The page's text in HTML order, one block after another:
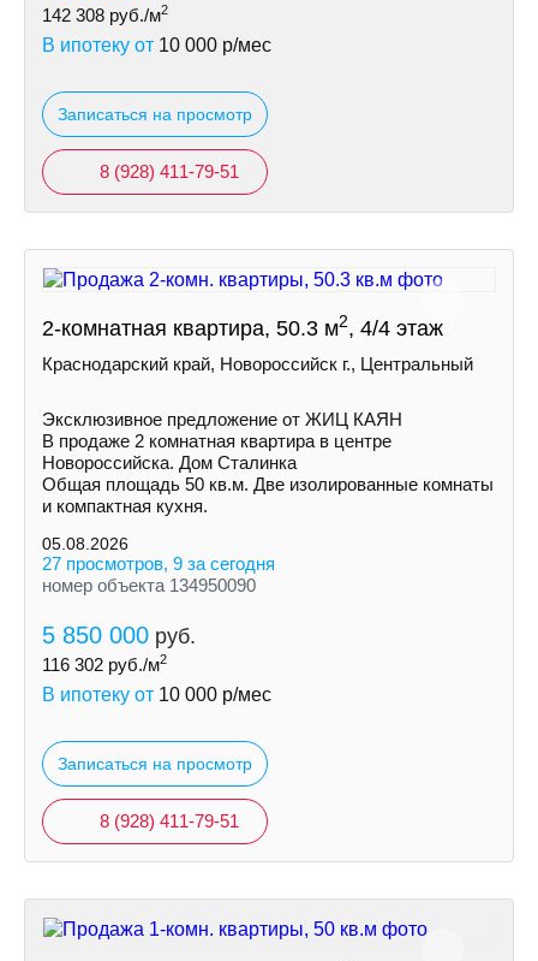
142 308 руб./м2
В ипотеку от 10 000 р/мес
Записаться на просмотр
8 (928) 411-79-51
2-комнатная квартира, 50.3 м2, 4/4 этаж
Краснодарский край, Новороссийск г., Центральный
Эксклюзивное предложение от ЖИЦ КАЯН
В продаже 2 комнатная квартира в центре
Новороссийска. Дом Сталинка
Общая площадь 50 кв.м. Две изолированные комнаты
и компактная кухня.
05.08.2026
27 просмотров, 9 за сегодня
номер объекта 134950090
5 850 000 руб.
116 302 руб./м2
В ипотеку от 10 000 р/мес
Записаться на просмотр
8 (928) 411-79-51